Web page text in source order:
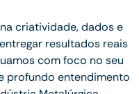
criatividade, dados e
resultados reais
com foco no seu
profundo entendimento